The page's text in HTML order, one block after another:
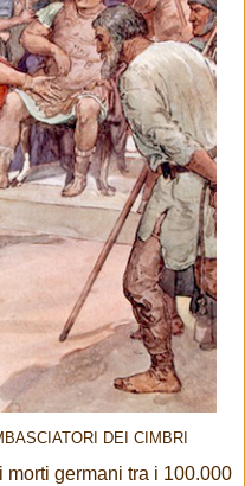
DEI CIMBRI
germani tra i 100.000